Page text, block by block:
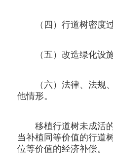
（四）行道树密度
（五）改造绿化设
（六）法律、法规
他情形。
移植行道树未成活
当补植同等价值的行道
位等价值的经济补偿。